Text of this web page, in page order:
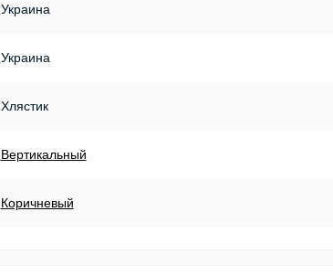
Украина
Украина
Хлястик
Вертикальный
Коричневый